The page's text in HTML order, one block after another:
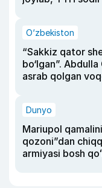
O‘zbekiston
“Sakkiz qator
bo‘lgan”.
asrab qolgan
Dunyo
Mariupol
qozoni”dan
armiyasi bosh